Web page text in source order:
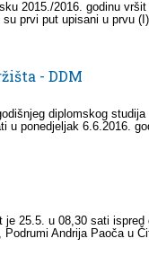
2015./2016. godinu
prvi put upisani u prvu
- DDM
diplomskog
u ponedjeljak 6.6.2016.
25.5. u 08,30 sati
Andrija Paoča u